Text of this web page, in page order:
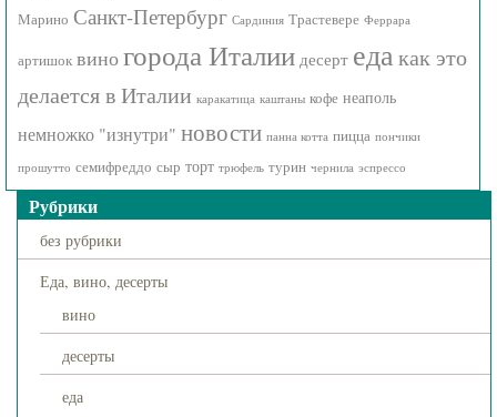
Марино Санкт-Петербург Сардиния Трастевере Феррара
артишок виногорода Италии десерт едакак это
делается в Италии каракатица каштаны кофе неаполь
немножко "изнутри" новости панна котта пицца пончики
прошутто семифреддо сыр торт трюфель турин чернила эспрессо
Рубрики
без рубрики
Еда, вино, десерты
вино
десерты
еда